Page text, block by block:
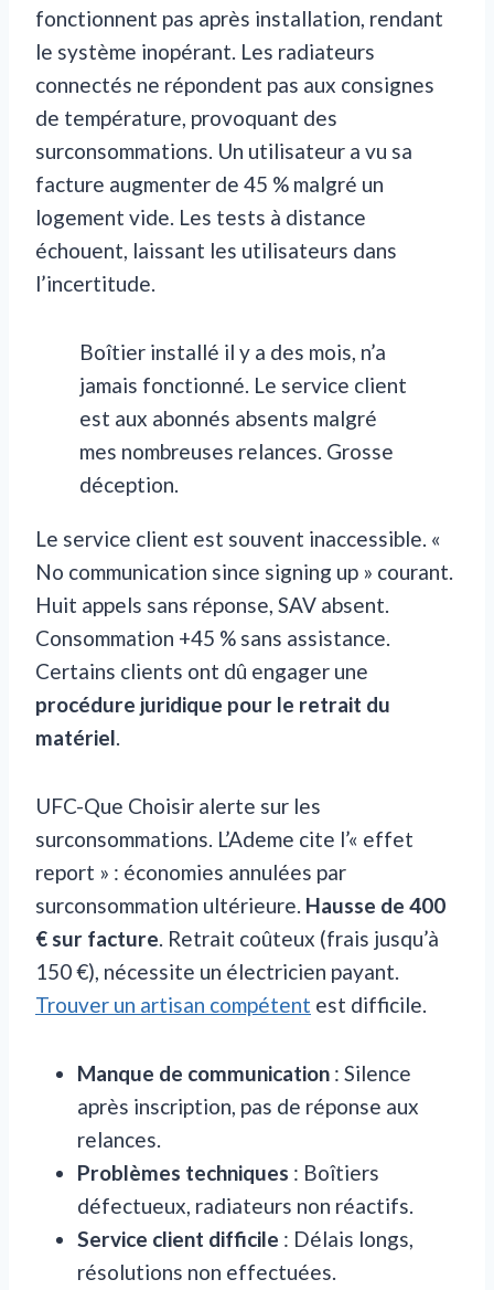
fonctionnent pas après installation, rendant
le système inopérant. Les radiateurs
connectés ne répondent pas aux consignes
de température, provoquant des
surconsommations. Un utilisateur a vu sa
facture augmenter de 45 % malgré un
logement vide. Les tests à distance
échouent, laissant les utilisateurs dans
l’incertitude.
Boîtier installé il y a des mois, n’a
jamais fonctionné. Le service client
est aux abonnés absents malgré
mes nombreuses relances. Grosse
déception.
Le service client est souvent inaccessible. «
No communication since signing up » courant.
Huit appels sans réponse, SAV absent.
Consommation +45 % sans assistance.
Certains clients ont dû engager une
procédure juridique pour le retrait du
matériel.
UFC-Que Choisir alerte sur les
surconsommations. L’Ademe cite l’« effet
report » : économies annulées par
surconsommation ultérieure. Hausse de 400
€ sur facture. Retrait coûteux (frais jusqu’à
150 €), nécessite un électricien payant.
Trouver un artisan compétent est difficile.
Manque de communication : Silence
après inscription, pas de réponse aux
relances.
Problèmes techniques : Boîtiers
défectueux, radiateurs non réactifs.
Service client difficile : Délais longs,
résolutions non effectuées.